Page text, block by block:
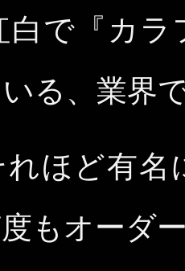
白で『カ
る、業界
れほど有
もオーダ